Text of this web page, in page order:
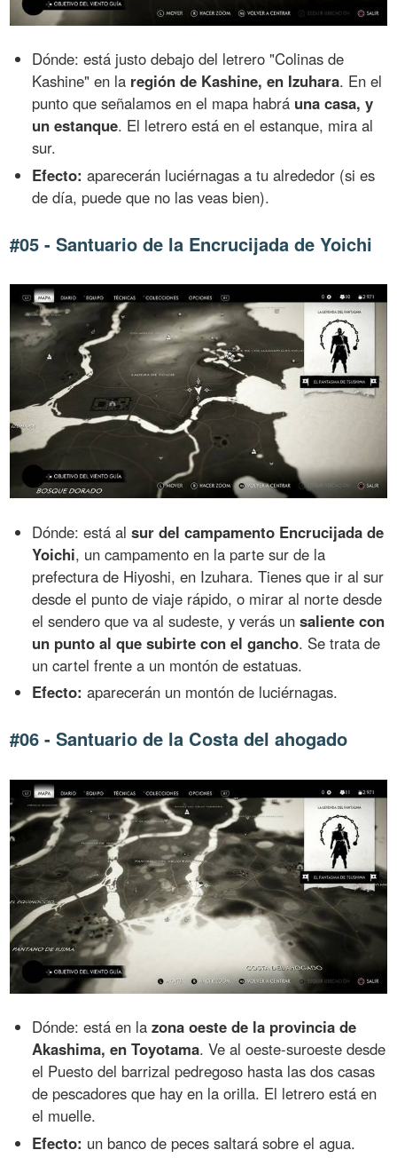
Dónde: está justo debajo del letrero "Colinas de
Kashine" en la región de Kashine, en Izuhara. En el
punto que señalamos en el mapa habrá una casa, y
un estanque. El letrero está en el estanque, mira al
sur.
Efecto: aparecerán luciérnagas a tu alrededor (si es
de día, puede que no las veas bien).
#05 - Santuario de la Encrucijada de Yoichi
Dónde: está alsur del campamento Encrucijada de
Yoichi, un campamento en la parte sur de la
prefectura de Hiyoshi, en Izuhara. Tienes que ir al sur
desde el punto de viaje rápido, o mirar al norte desde
el sendero que va al sudeste, y verás unsaliente con
un punto al que subirte con el gancho. Se trata de
un cartel frente a un montón de estatuas.
Efecto: aparecerán un montón de luciérnagas.
#06 - Santuario de la Costa del ahogado
Dónde: está en lazona oeste de la provincia de
Akashima, en Toyotama. Ve al oeste-suroeste desde
el Puesto del barrizal pedregoso hasta las dos casas
de pescadores que hay en la orilla. El letrero está en
el muelle.
Efecto: un banco de peces saltará sobre el agua.